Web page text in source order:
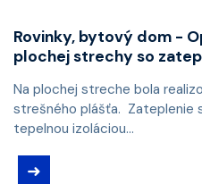
Rovinky, bytový dom -
plochej strechy so
Na plochej streche bola
strešného plášťa. Zateplenie
tepelnou izoláciou...
➜